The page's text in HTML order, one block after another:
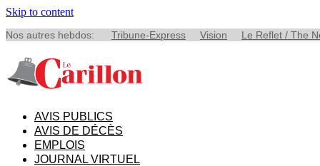
Skip to content
Nos autres hebdos: Tribune-Express Vision Le Reflet / The
AVIS PUBLICS
AVIS DE DÉCÈS
EMPLOIS
JOURNAL VIRTUEL